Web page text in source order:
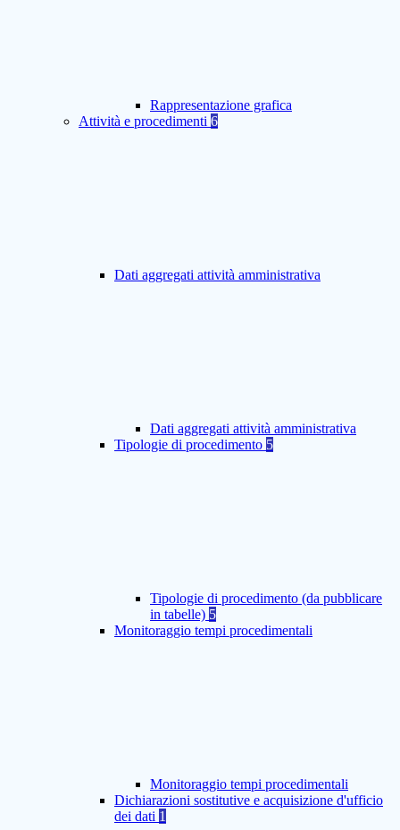
Rappresentazione grafica
Attività e procedimenti 6
Dati aggregati attività amministrativa
Dati aggregati attività amministrativa
Tipologie di procedimento 5
Tipologie di procedimento (da pubblicare
in tabelle) 5
Monitoraggio tempi procedimentali
Monitoraggio tempi procedimentali
Dichiarazioni sostitutive e acquisizione d'ufficio
dei dati 1